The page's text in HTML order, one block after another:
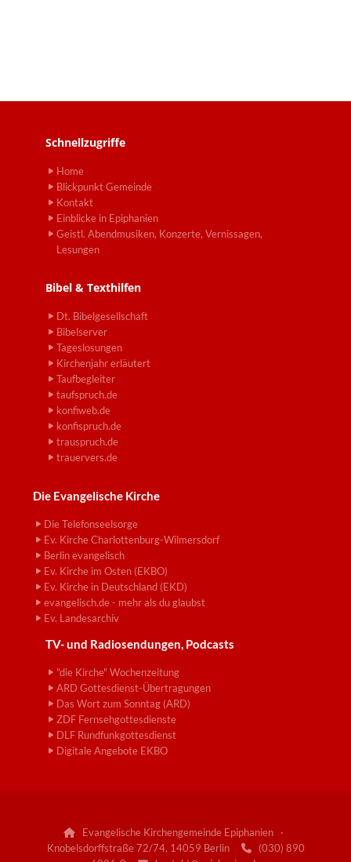
Schnellzugriffe
Home
Blickpunkt Gemeinde
Kontakt
Einblicke in Epiphanien
Geistl. Abendmusiken, Konzerte, Vernissagen,
Lesungen
Bibel & Texthilfen
Dt. Bibelgesellschaft
Bibelserver
Tageslosungen
Kirchenjahr erläutert
Taufbegleiter
taufspruch.de
konfiweb.de
konfispruch.de
trauspruch.de
trauervers.de
Die Evangelische Kirche
Die Telefonseelsorge
Ev. Kirche Charlottenburg-Wilmersdorf
Berlin evangelisch
Ev. Kirche im Osten (EKBO)
Ev. Kirche in Deutschland (EKD)
evangelisch.de - mehr als du glaubst
Ev. Landesarchiv
TV- und Radiosendungen, Podcasts
"die Kirche" Wochenzeitung
ARD Gottesdienst-Übertragungen
Das Wort zum Sonntag (ARD)
ZDF Fernsehgottesdienste
DLF Rundfunkgottesdienst
Digitale Angebote EKBO
Evangelische Kirchengemeinde Epiphanien ·
Knobelsdorffstraße 72/74, 14059 Berlin
(030) 890